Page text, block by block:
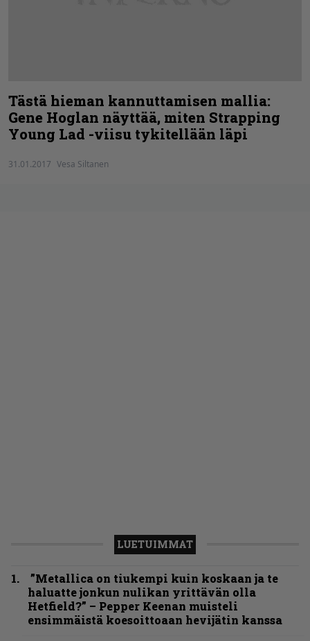
Tästä hieman kannuttamisen mallia:
Gene Hoglan näyttää, miten Strapping
Young Lad -viisu tykitellään läpi
31.01.2017 Vesa Siltanen
LUETUIMMAT
”Metallica on tiukempi kuin koskaan ja te
haluatte jonkun nulikan yrittävän olla
Hetfield?” – Pepper Keenan muisteli
ensimmäistä koesoittoaan hevijätin kanssa